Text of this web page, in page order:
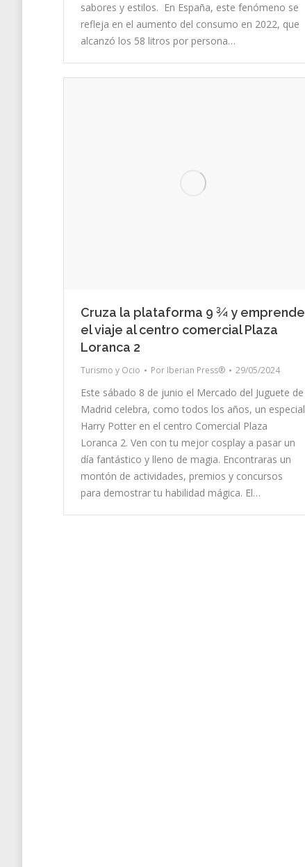
sabores y estilos. En España, este fenómeno se
refleja en el aumento del consumo en 2022, que
alcanzó los 58 litros por persona…
Cruza la plataforma 9 ¾ y emprende
el viaje al centro comercial Plaza
Loranca 2
Turismo y Ocio Por Iberian Press® 29/05/2024
Este sábado 8 de junio el Mercado del Juguete de
Madrid celebra, como todos los años, un especial
Harry Potter en el centro Comercial Plaza
Loranca 2. Ven con tu mejor cosplay a pasar un
día fantástico y lleno de magia. Encontraras un
montón de actividades, premios y concursos
para demostrar tu habilidad mágica. El…